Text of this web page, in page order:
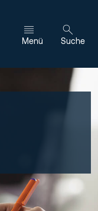
Menü Suche